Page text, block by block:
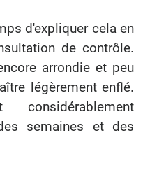
d'expliquer cela en
de contrôle.
arrondie et peu
légèrement enflé.
semaines et des